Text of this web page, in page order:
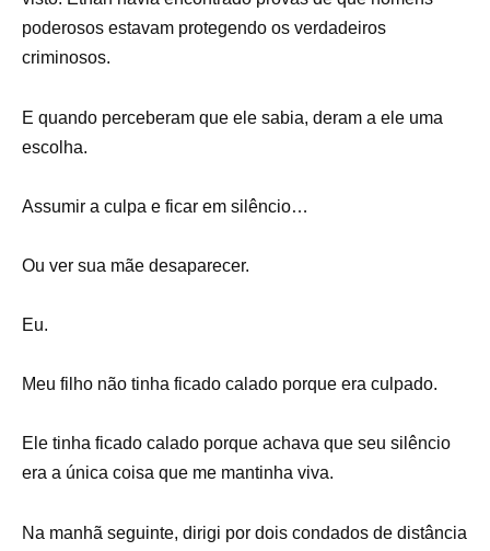
poderosos estavam protegendo os verdadeiros
criminosos.
E quando perceberam que ele sabia, deram a ele uma
escolha.
Assumir a culpa e ficar em silêncio…
Ou ver sua mãe desaparecer.
Eu.
Meu filho não tinha ficado calado porque era culpado.
Ele tinha ficado calado porque achava que seu silêncio
era a única coisa que me mantinha viva.
Na manhã seguinte, dirigi por dois condados de distância